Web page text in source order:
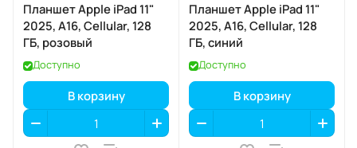
Планшет Apple iPad 11"
2025, A16, Cellular, 128
ГБ, розовый
Доступно
В корзину
Планшет Apple iPad 11"
2025, A16, Cellular, 128
ГБ, синий
Доступно
В корзину